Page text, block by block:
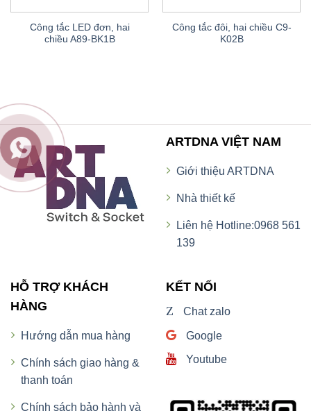
Công tắc LED đơn, hai
chiều A89-BK1B
Công tắc đôi, hai chiều C9-
K02B
ARTDNA VIỆT NAM
Giới thiệu ARTDNA
Nhà thiết kế
Liên hệ Hotline:0968 561
139
HỖ TRỢ KHÁCH
HÀNG
Hướng dẫn mua hàng
Chính sách giao hàng &
thanh toán
Chính sách bảo hành và
KẾT NỐI
Z Chat zalo
Google
Youtube